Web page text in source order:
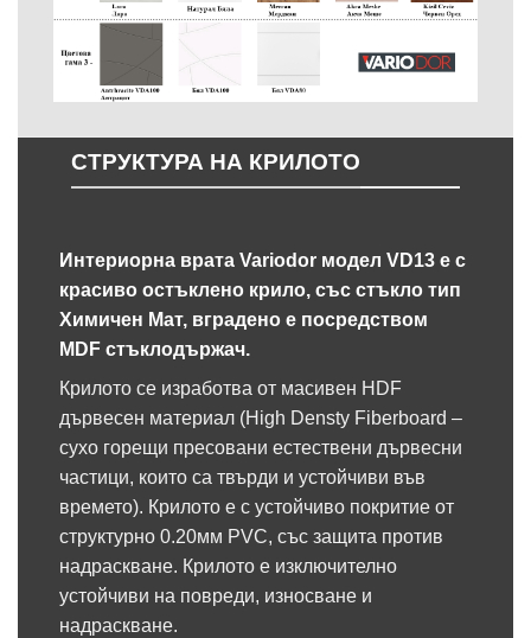
СТРУКТУРА НА КРИЛОТО
Интериорна врата Variodor модел VD13 е с
красиво остъклено крило, със стъкло тип
Химичен Мат, вградено е посредством
MDF стъклодържач.
Крилото се изработва от масивен HDF
дървесен материал (High Densty Fiberboard –
сухо горещи пресовани естествени дървесни
частици, които са твърди и устойчиви във
времето). Крилото е с устойчиво покритие от
структурно 0.20мм PVC, със защита против
надраскване. Крилото е изключително
устойчиви на повреди, износване и
надраскване.